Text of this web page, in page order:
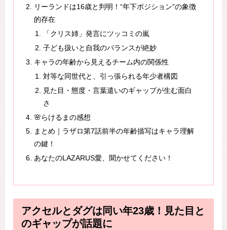
リーランドは16歳と判明！“年下ポジション”の象徴
的存在
「クリス姉」発言にツッコミの嵐
子ども扱いと自我のバランスが絶妙
キャラの年齢から見えるチーム内の関係性
対等な同世代と、引っ張られる年少者構図
見た目・態度・言葉遣いのギャップが生む面白
さ
🌸らけるまの感想
まとめ｜ラザロ第7話前半の年齢描写はキャラ理解
の鍵！
あなたのLAZARUS愛、聞かせてください！
アクセルとダグは同い年23歳！見た目と
のギャップが話題に